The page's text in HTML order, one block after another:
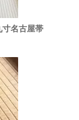
名古屋帯